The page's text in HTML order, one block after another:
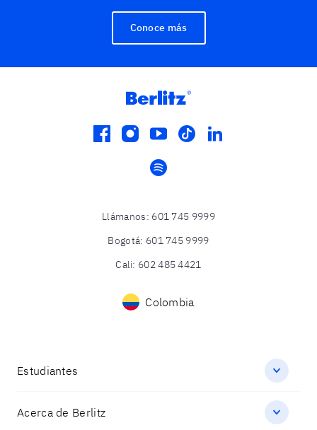
Conoce más
facebook
instagram
youtube
tiktoklinkedin
spotify
Llámanos: 601 745 9999
Bogotá: 601 745 9999
Cali: 602 485 4421
Colombia
Estudiantes
Acerca de Berlitz